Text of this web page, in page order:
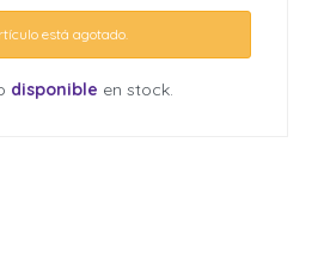
está agotado.
disponible en stock.